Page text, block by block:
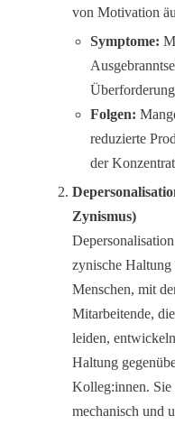
von Motivation
Symptome:
Folgen:
reduzierte
der
Zynismus)
zynische Haltung
Menschen, mit
Mitarbeitende,
leiden,
Haltung
Kolleg:innen. Sie
mechanisch und